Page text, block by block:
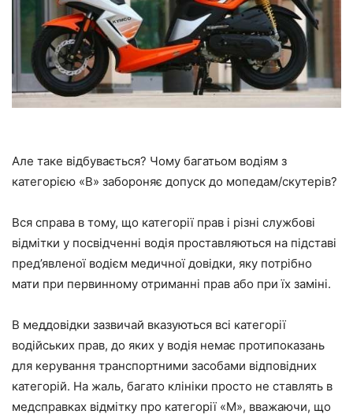
Але таке відбувається? Чому багатьом водіям з
категорією «В» забороняє допуск до мопедам/скутерів?
Вся справа в тому, що категорії прав і різні службові
відмітки у посвідченні водія проставляються на підставі
пред’явленої водієм медичної довідки, яку потрібно
мати при первинному отриманні прав або при їх заміні.
В меддовідки зазвичай вказуються всі категорії
водійських прав, до яких у водія немає протипоказань
для керування транспортними засобами відповідних
категорій. На жаль, багато клініки просто не ставлять в
медсправках відмітку про категорії «М», вважаючи, що